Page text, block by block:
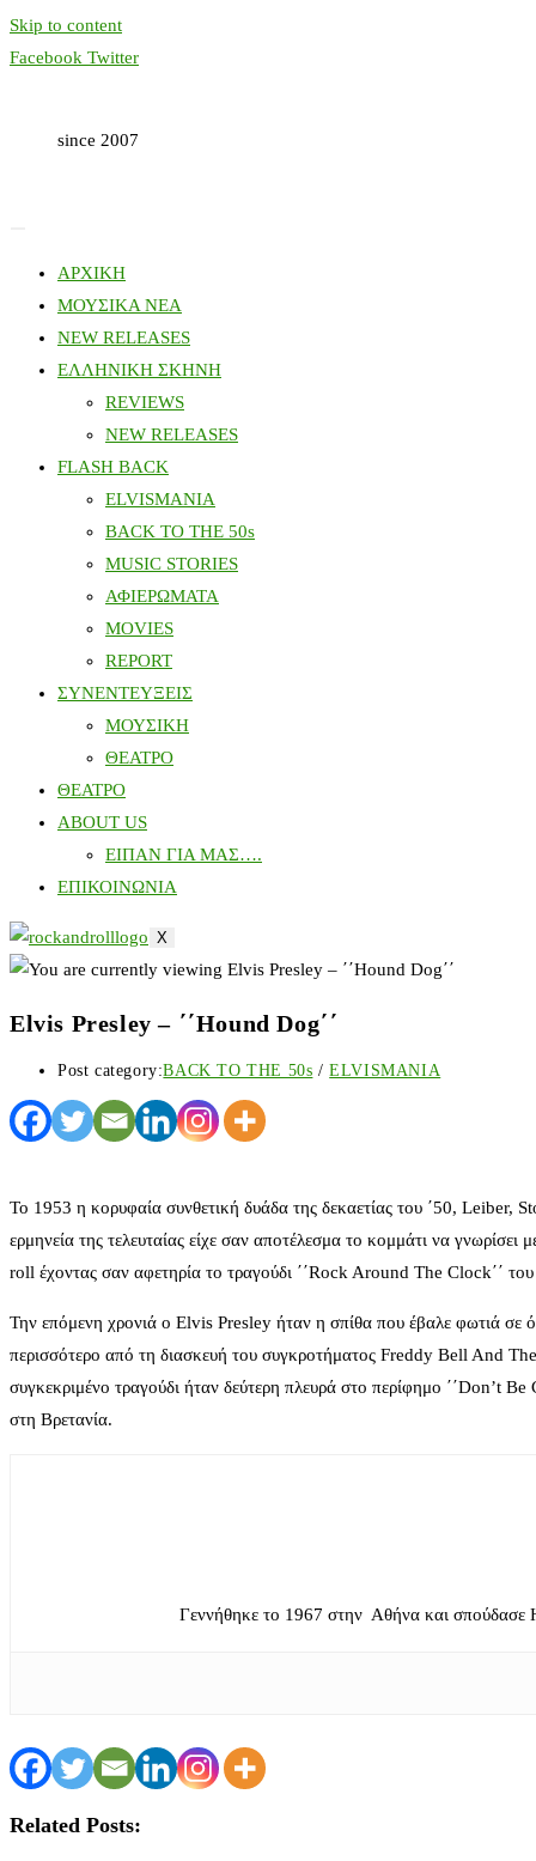
Skip to content
Facebook Twitter
since 2007
ΑΡΧΙΚΗ
ΜΟΥΣΙΚΑ ΝΕΑ
NEW RELEASES
ΕΛΛΗΝΙΚΗ ΣΚΗΝΗ
REVIEWS
NEW RELEASES
FLASH BACK
ELVISMANIA
BACK TO THE 50s
MUSIC STORIES
ΑΦΙΕΡΩΜΑΤΑ
MOVIES
REPORT
ΣΥΝΕΝΤΕΥΞΕΙΣ
ΜΟΥΣΙΚΗ
ΘΕΑΤΡΟ
ΘΕΑΤΡΟ
ABOUT US
ΕΙΠΑΝ ΓΙΑ ΜΑΣ….
ΕΠΙΚΟΙΝΩΝΙΑ
X
Elvis Presley – ΄΄Hound Dog΄΄
Post category:BACK TO THE 50s / ELVISMANIA
To 1953 η κορυφαία συνθετική δυάδα της δεκαετίας του ΄50, Leiber,
ερμηνεία της τελευταίας είχε σαν αποτέλεσμα το κομμάτι να
roll έχοντας σαν αφετηρία το τραγούδι ΄΄Rock Around The Clock΄΄
Την επόμενη χρονιά ο Elvis Presley ήταν η σπίθα που έβαλε φωτιά σε
περισσότερο από τη διασκευή του συγκροτήματος Freddy Bell And
συγκεκριμένο τραγούδι ήταν δεύτερη πλευρά στο περίφημο ΄΄Don’t
στη Βρετανία.
Γεννήθηκε το 1967 στην Αθήνα και σπούδασε
Related Posts: